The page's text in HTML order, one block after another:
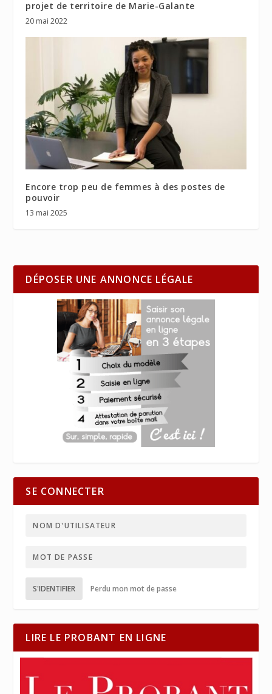
projet de territoire de Marie-Galante
20 mai 2022
Encore trop peu de femmes à des postes de
pouvoir
13 mai 2025
DÉPOSER UNE ANNONCE LÉGALE
SE CONNECTER
S'IDENTIFIER Perdu mon mot de passe
LIRE LE PROBANT EN LIGNE